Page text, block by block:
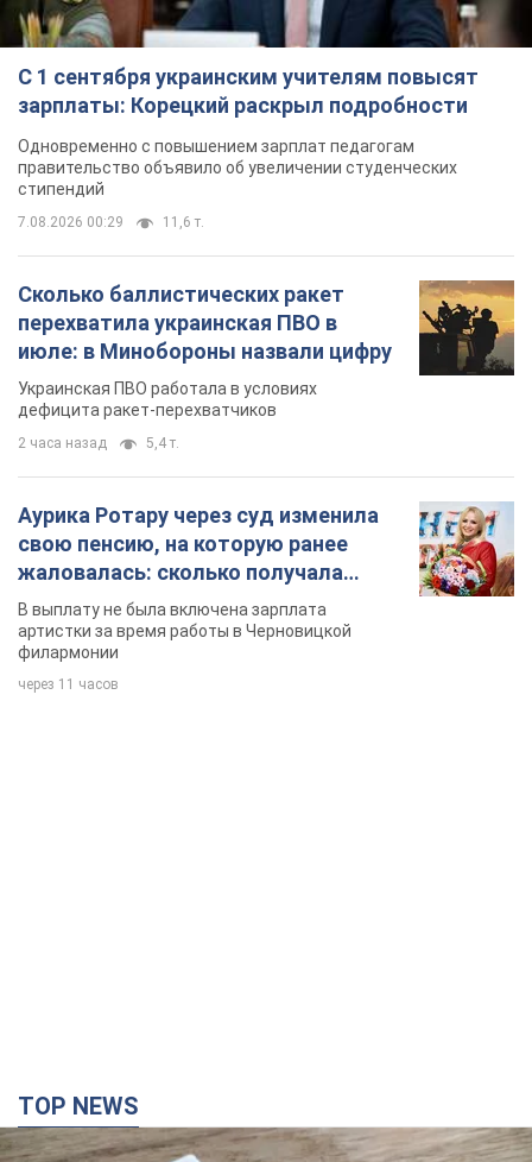
С 1 сентября украинским учителям повысят
зарплаты: Корецкий раскрыл подробности
Одновременно с повышением зарплат педагогам
правительство объявило об увеличении студенческих
стипендий
7.08.2026 00:29 11,6 т.
Сколько баллистических ракет
перехватила украинская ПВО в
июле: в Минобороны назвали цифру
Украинская ПВО работала в условиях
дефицита ракет-перехватчиков
2 часа назад 5,4 т.
Аурика Ротару через суд изменила
свою пенсию, на которую ранее
жаловалась: сколько получала
певица
В выплату не была включена зарплата
артистки за время работы в Черновицкой
филармонии
через 11 часов
TOP NEWS